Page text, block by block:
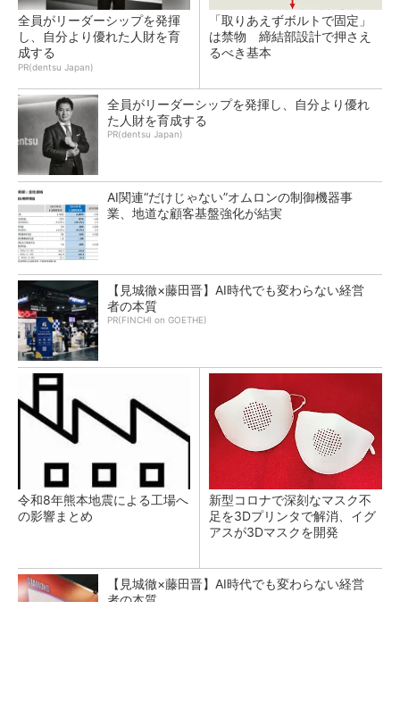
全員がリーダーシップを発揮
し、自分より優れた人財を育
成する
PR(dentsu Japan)
「取りあえずボルトで固定」
は禁物 締結部設計で押さえ
るべき基本
全員がリーダーシップを発揮し、自分より優れ
た人財を育成する
PR(dentsu Japan)
AI関連“だけじゃない”オムロンの制御機器事
業、地道な顧客基盤強化が結実
【見城徹×藤田晋】AI時代でも変わらない経営
者の本質
PR(FINCHI on GOETHE)
令和8年熊本地震による工場へ
の影響まとめ
新型コロナで深刻なマスク不
足を3Dプリンタで解消、イグ
アスが3Dマスクを開発
【見城徹×藤田晋】AI時代でも変わらない経営
者の本質